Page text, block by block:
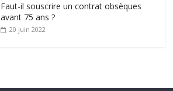
Faut-il souscrire un contrat obsèques
avant 75 ans ?
20 juin 2022